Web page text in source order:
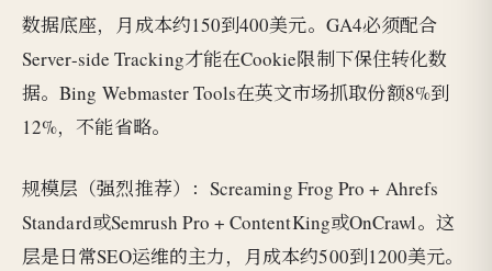
数据底座，月成本约150到400美元。GA4必须配合
Server-side Tracking才能在Cookie限制下保住转化数
据。Bing Webmaster Tools在英文市场抓取份额8%到
12%，不能省略。
规模层（强烈推荐）：Screaming Frog Pro + Ahrefs
Standard或Semrush Pro + ContentKing或OnCrawl。这
层是日常SEO运维的主力，月成本约500到1200美元。